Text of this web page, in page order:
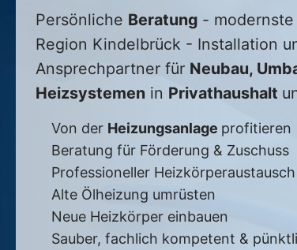
Persönliche Beratung - modernste
Region Kindelbrück - Installation
Ansprechpartner für Neubau,
Heizsystemen in Privathaushalt
Von der Heizungsanlage profitieren
Beratung für Förderung & Zuschuss
Professioneller Heizkörperaustausch
Alte Ölheizung umrüsten
Neue Heizkörper einbauen
Sauber, fachlich kompetent &